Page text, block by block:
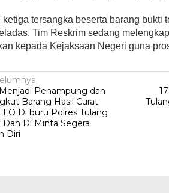
ketiga tersangka beserta barang bukti
Tim Reskrim sedang
kepada Kejaksaan Negeri guna
Penampung dan
Barang Hasil Curat
LO Di buru Polres Tulang
Dan Di Minta Segera
Diri